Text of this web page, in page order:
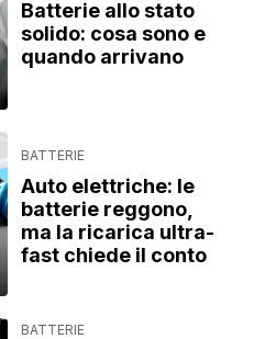
Batterie allo stato
solido: cosa sono e
quando arrivano
BATTERIE
Auto elettriche: le
batterie reggono,
ma la ricarica ultra-
fast chiede il conto
BATTERIE